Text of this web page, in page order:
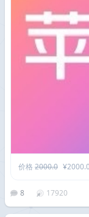
价格 2000.0
8 17920